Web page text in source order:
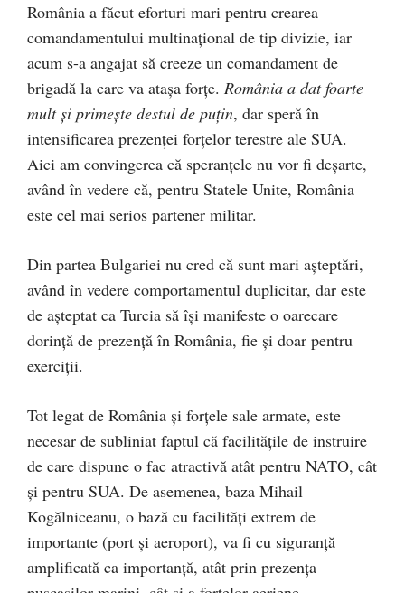
România a făcut eforturi mari pentru crearea
comandamentului multinațional de tip divizie, iar
acum s-a angajat să creeze un comandament de
brigadă la care va atașa forțe. România a dat foarte
mult și primește destul de puțin, dar speră în
intensificarea prezenței forțelor terestre ale SUA.
Aici am convingerea că speranțele nu vor fi deșarte,
având în vedere că, pentru Statele Unite, România
este cel mai serios partener militar.
Din partea Bulgariei nu cred că sunt mari așteptări,
având în vedere comportamentul duplicitar, dar este
de așteptat ca Turcia să își manifeste o oarecare
dorință de prezență în România, fie și doar pentru
exerciții.
Tot legat de România și forțele sale armate, este
necesar de subliniat faptul că facilitățile de instruire
de care dispune o fac atractivă atât pentru NATO, cât
și pentru SUA. De asemenea, baza Mihail
Kogălniceanu, o bază cu facilități extrem de
importante (port și aeroport), va fi cu siguranță
amplificată ca importanță, atât prin prezența